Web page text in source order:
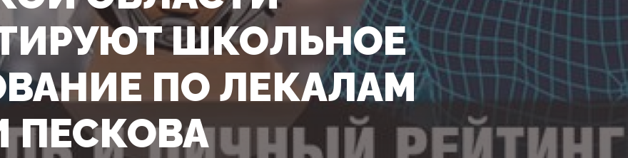
ШКОЛЬНОЕ
ПО ЛЕКАЛАМ
ПЕСКОВА